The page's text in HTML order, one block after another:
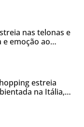
nas telonas e
emoção ao
estreia
na Itália,
o Dia dos